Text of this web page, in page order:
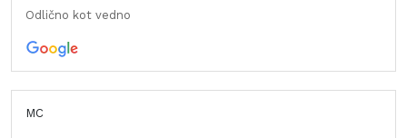
Odlično kot vedno
MC